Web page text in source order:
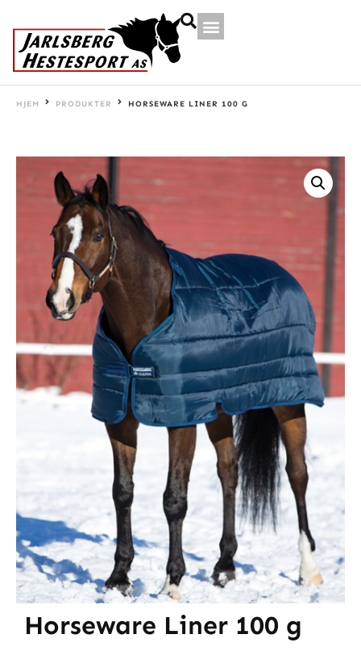
HJEM PRODUKTER HORSEWARE LINER 100 G
Horseware Liner 100 g